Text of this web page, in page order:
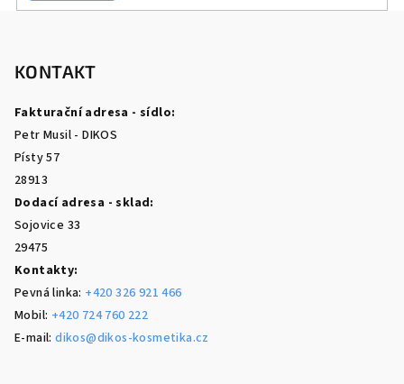
KONTAKT
Fakturační adresa - sídlo:
Petr Musil - DIKOS
Písty 57
28913
Dodací adresa - sklad:
Sojovice 33
29475
Kontakty:
Pevná linka: +420 326 921 466
Mobil: +420 724 760 222
E-mail:dikos@dikos-kosmetika.cz